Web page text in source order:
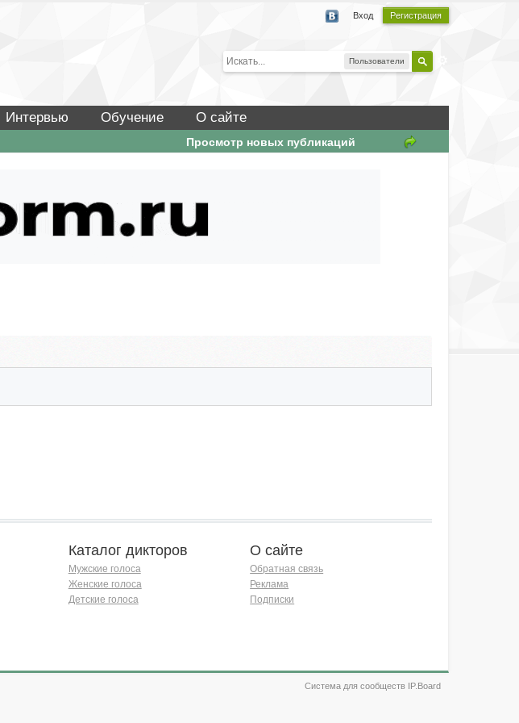
Вход Регистрация
Пользователи
Интервью Обучение О сайте
Просмотр новых публикаций
Каталог дикторов
Мужские голоса
Женские голоса
Детские голоса
О сайте
Обратная связь
Реклама
Подписки
Система для сообществ IP.Board